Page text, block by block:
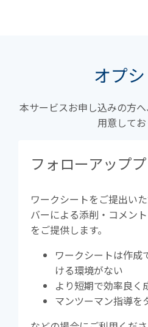
オプ
本サービスお申し込みの方
用意して
フォローアップ
ワークシートをご提出い
バーによる添削・コメン
をご提供します。
ワークシートは作成
ける環境がない
より短期で効率良く
マンツーマン指導を